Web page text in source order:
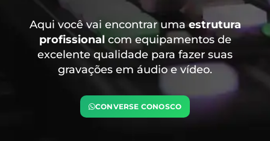
Aqui você vai encontrar uma estrutura
profissional com equipamentos de
excelente qualidade para fazer suas
gravações em áudio e vídeo.
CONVERSE CONOSCO